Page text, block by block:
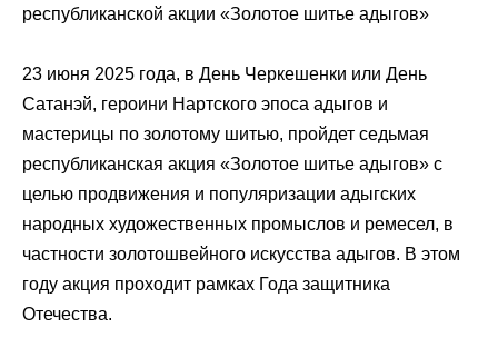
республиканской акции «Золотое шитье адыгов»
23 июня 2025 года, в День Черкешенки или День
Сатанэй, героини Нартского эпоса адыгов и
мастерицы по золотому шитью, пройдет седьмая
республиканская акция «Золотое шитье адыгов» с
целью продвижения и популяризации адыгских
народных художественных промыслов и ремесел, в
частности золотошвейного искусства адыгов. В этом
году акция проходит рамках Года защитника
Отечества.